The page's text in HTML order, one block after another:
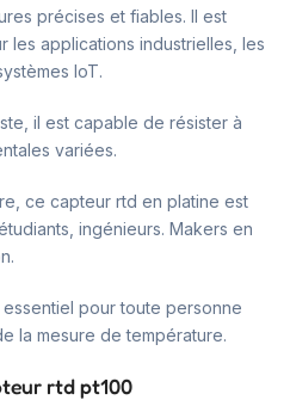
précises et fiables. Il est
les applications industrielles, les
IoT.
il est capable de résister à
variées.
ce capteur rtd en platine est
ingénieurs. Makers en
pour toute personne
la mesure de température.
rtd pt100